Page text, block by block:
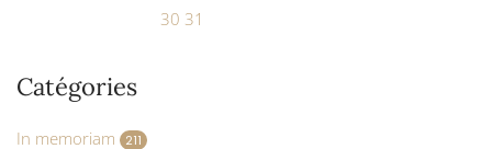
30 31
Catégories
In memoriam 211